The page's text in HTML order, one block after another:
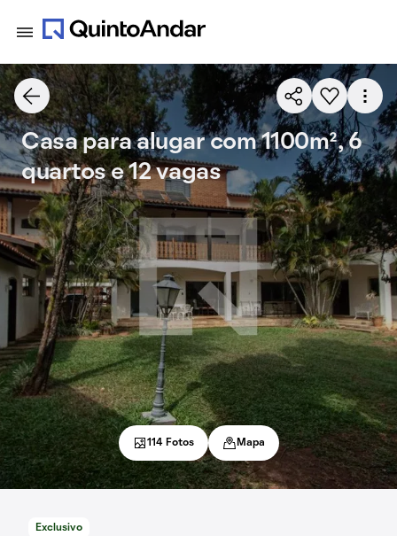
Exclusivo
Casa para alugar com 1100m², 6
quartos e 12 vagas
114 Fotos Mapa